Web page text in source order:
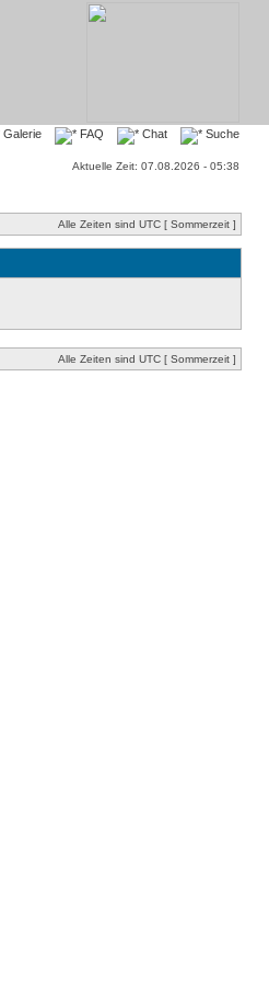
Galerie FAQ Chat Suche
Aktuelle Zeit: 07.08.2026 - 05:38
Alle Zeiten sind UTC [ Sommerzeit ]
Alle Zeiten sind UTC [ Sommerzeit ]